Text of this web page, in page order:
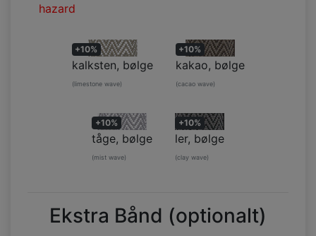
hazard
+10%
kalksten, bølge
(limestone wave)
+10%
kakao, bølge
(cacao wave)
+10%
tåge, bølge
(mist wave)
+10%
ler, bølge
(clay wave)
Ekstra Bånd (optionalt)